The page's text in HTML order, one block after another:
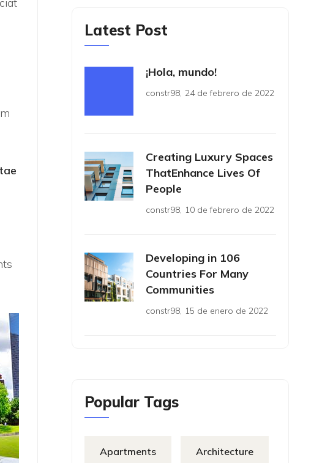
Latest Post
¡Hola, mundo!
constr98, 24 de febrero de 2022
Creating Luxury Spaces
ThatEnhance Lives Of
People
constr98, 10 de febrero de 2022
Developing in 106
Countries For Many
Communities
constr98, 15 de enero de 2022
Popular Tags
Apartments Architecture